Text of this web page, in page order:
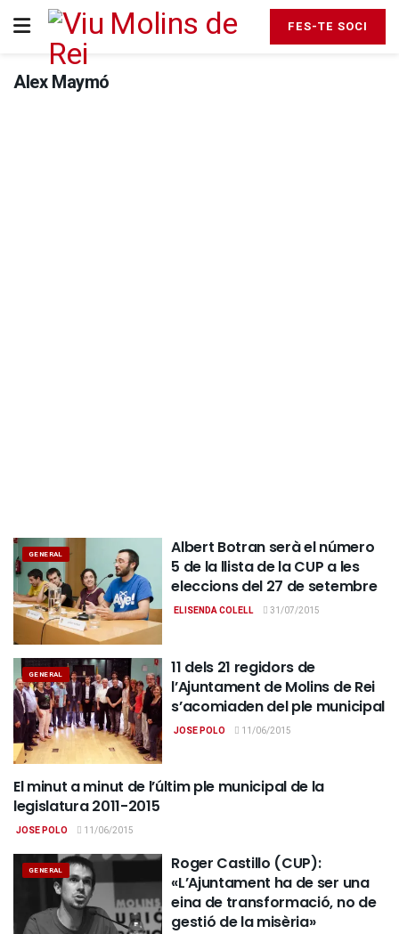
FES-TE SOCI
Alex Maymó
GENERAL
Albert Botran serà el número
5 de la llista de la CUP a les
eleccions del 27 de setembre
ELISENDA COLELL 31/07/2015
GENERAL
11 dels 21 regidors de
l’Ajuntament de Molins de Rei
s’acomiaden del ple municipal
JOSE POLO 11/06/2015
GENERAL
El minut a minut de l’últim ple municipal de la
legislatura 2011-2015
JOSE POLO 11/06/2015
GENERAL
Roger Castillo (CUP):
«L’Ajuntament ha de ser una
eina de transformació, no de
gestió de la misèria»